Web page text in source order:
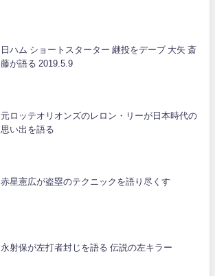
日ハム ショートスターター 継投をデーブ 大矢 斎
藤が語る 2019.5.9
元ロッテオリオンズのレロン・リーが日本時代の
思い出を語る
赤星憲広が盗塁のテクニックを語り尽くす
永射保が左打者封じを語る 伝説の左キラー